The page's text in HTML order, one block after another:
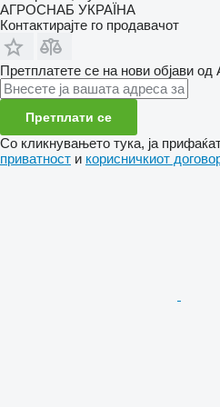
АГРОСНАБ УКРАЇНА
Контактирајте го продавачот
Претплатете се на нови објави
Претплати се
Со кликнувањето тука, ја
приватност и корисничкиот